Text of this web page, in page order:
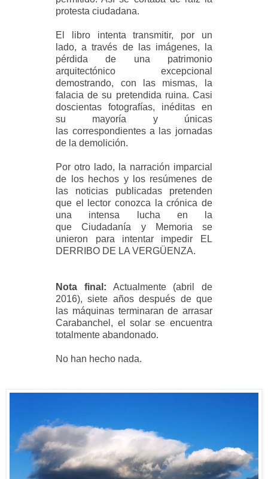
protesta ciudadana.
El libro intenta transmitir, por un
lado, a través de las imágenes, la
pérdida de una patrimonio
arquitectónico excepcional
demostrando, con las mismas, la
falacia de su pretendida ruina. Casi
doscientas fotografías, inéditas en
su mayoría y únicas
las correspondientes a las jornadas
de la demolición.
Por otro lado, la narración imparcial
de los hechos y los resúmenes de
las noticias publicadas pretenden
que el lector conozca la crónica de
una intensa lucha en la
queCiudadanía y Memoria se
unieron para intentar impedir EL
DERRIBO DE LA VERGÜENZA.
Nota final: Actualmente (abril de
2016), siete años después de que
las máquinas terminaran de arrasar
Carabanchel, el solar se encuentra
totalmente abandonado.
No han hecho nada.